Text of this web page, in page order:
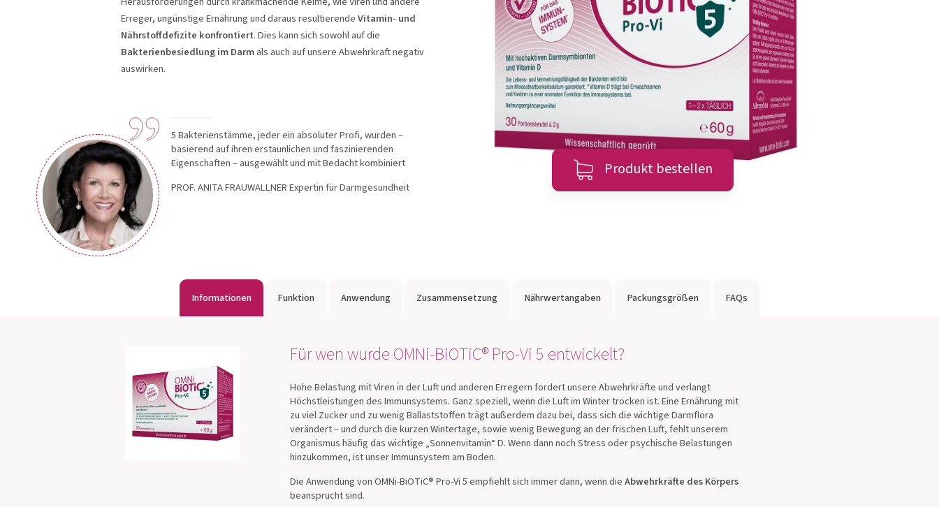
OMNi-BiOTiC® OMNi-LOGiC® META-CARE®
Produkte anzeigen
Caricol®
Produkte anzeigen
Dr. med.
Schütze
Produkte anzeigen
Zum Produktberater
Produkt bestellen
Erreger, ungünstige Ernährung und daraus resultierendeVitamin- und
Nährstoffdefizite konfrontiert. Dies kann sich sowohl auf die
Bakterienbesiedlung im Darmals auch auf unsere Abwehrkraft negativ
auswirken.
5 Bakterienstämme, jeder ein absoluter Profi, wurden –
basierend auf ihren erstaunlichen und faszinierenden
Eigenschaften – ausgewählt und mit Bedacht kombiniert
PROF. ANITA FRAUWALLNERExpertin für Darmgesundheit
Informationen Funktion Anwendung Zusammensetzung Nährwertangaben Packungsgrößen FAQs
Für wen wurde OMNi-BiOTiC® Pro-Vi 5 entwickelt?
Hohe Belastung mit Viren in der Luft und anderen Erregern fordert unsere Abwehrkräfte und verlangt
Höchstleistungen des Immunsystems. Ganz speziell, wenn die Luft im Winter trocken ist. Eine Ernährung mit
zu viel Zucker und zu wenig Ballaststoffen trägt außerdem dazu bei, dass sich die wichtige Darmflora
verändert – und durch die kurzen Wintertage, sowie wenig Bewegung an der frischen Luft, fehlt unserem
Organismus häufig das wichtige „Sonnenvitamin“ D. Wenn dann noch Stress oder psychische Belastungen
hinzukommen, ist unser Immunsystem am Boden.
Die Anwendung von OMNi-BiOTiC® Pro-Vi 5 empfiehlt sich immer dann, wenn dieAbwehrkräfte des Körpers
beansprucht sind.